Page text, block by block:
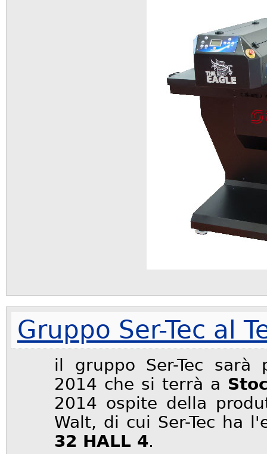
Gruppo Ser-Tec al
il gruppo Ser-Tec
2014 che si terrà a
2014 ospite della
Walt, di cui Ser-Tec ha
32 HALL 4.